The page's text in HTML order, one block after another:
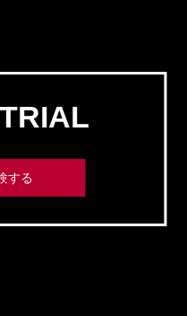
する